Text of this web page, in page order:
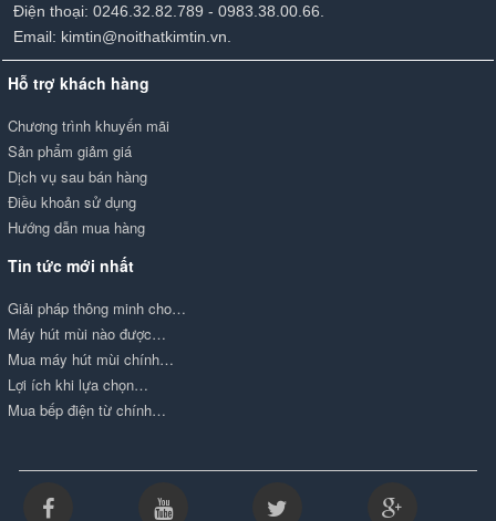
Điện thoại: 0246.32.82.789 - 0983.38.00.66.
Email: kimtin@noithatkimtin.vn.
Hỗ trợ khách hàng
Chương trình khuyến mãi
Sản phẩm giảm giá
Dịch vụ sau bán hàng
Điều khoản sử dụng
Hướng dẫn mua hàng
Tin tức mới nhất
Giải pháp thông minh cho…
Máy hút mùi nào được…
Mua máy hút mùi chính…
Lợi ích khi lựa chọn…
Mua bếp điện từ chính…